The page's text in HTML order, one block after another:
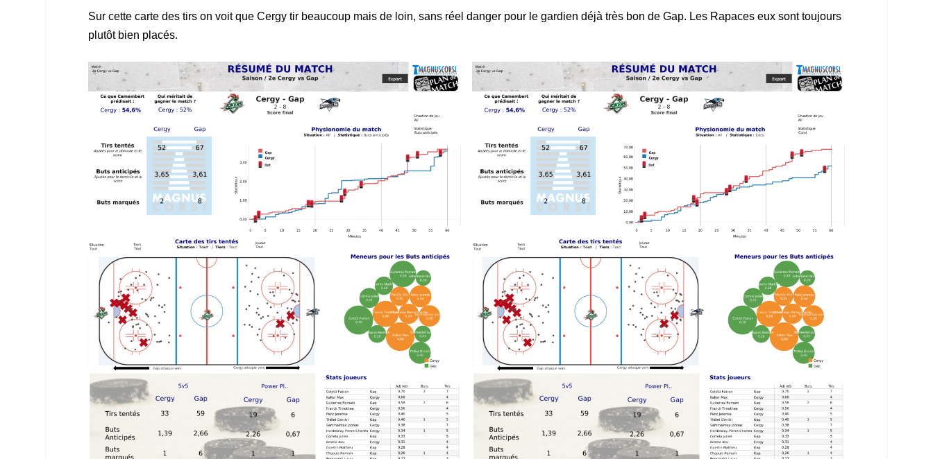
Sur cette carte des tirs on voit que Cergy tir beaucoup mais de loin, sans réel danger pour le gardien déjà très bon de Gap. Les Rapaces eux sont toujours
plutôt bien placés.